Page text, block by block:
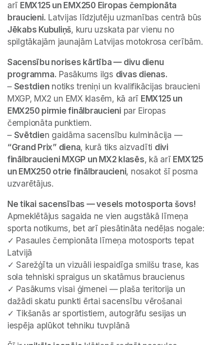
arī EMX125 un EMX250 Eiropas čempionāta
braucieni.
Jēkabs Kubuliņš, kuru uzskata par vienu no
spilgtākajām jaunajām Latvijas motokrosa cerībām.
Sacensību norises kārtība — divu dienu
programma. Pasākums ilgs divas dienas.
– Sestdien notiks treniņi un kvalifikācijas braucieni
MXGP, MX2 un EMX klasēm, kā arī EMX125 un
EMX250 pirmie finālbraucieni par Eiropas
čempionāta punktiem.
– Svētdie
n gaidāma sacensību kulminācija —
“Grand Prix” diena, kurā tiks aizvadīti divi
finālbraucieni MXGP un MX2 klasēs, kā arī EMX125
un EMX250 otrie finālbraucieni, nosakot šī posma
uzvarētājus.
Ne tikai sacensības — vesels motosporta šovs!
Apmeklētājus sagaida ne vien augstākā līmeņa
sporta notikums, bet arī piesātināta nedēļas nogale:
✓ Pasaules čempionāta līmeņa motosports tepat
Latvijā
✓ Sarežģīta un vizuāli iespaidīga smilšu trase, kas
sola tehniski spraigus un skatāmus braucienus
✓ Pasākums visai ģimenei — plaša teritorija un
dažādi skatu punkti ērtai sacensību vērošanai
✓ Tikšanās ar sportistiem, autogrāfu sesijas un
iespēja aplūkot tehniku tuvplānā